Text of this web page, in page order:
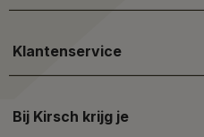
Klantenservice
Bij Kirsch krijg je